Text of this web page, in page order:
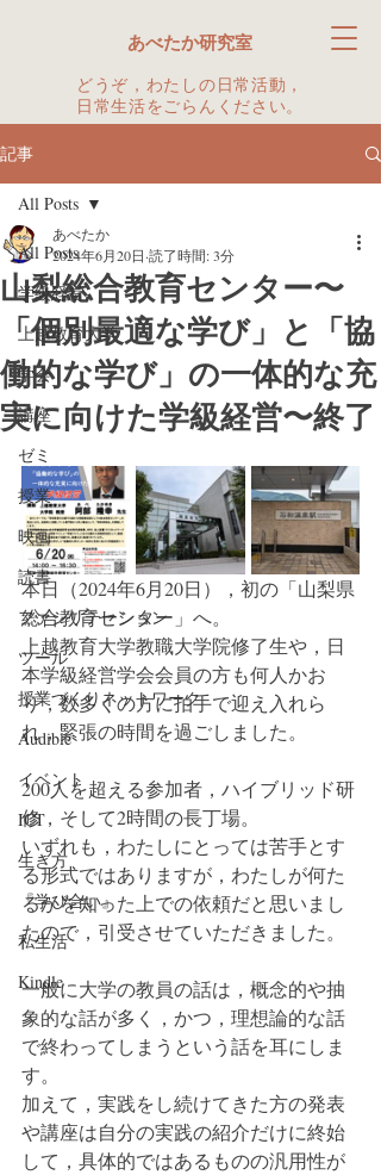
どうぞ，わたしの日常活動，
日常生活をごらんください。
あべたか研究室
記事
All Posts
学級経営
上越教育大学
学会
講座
ゼミ
授業
映画
読書
ファシリテーション
ツール
授業づくりネットワーク
Audible
イベント
ICT
生き方
『学び合い』
私生活
Kindle
All Posts
山梨総合教育センター〜
「個別最適な学び」と「協
働的な学び」の一体的な充
実に向けた学級経営〜終了
あべたか
2024年6月20日 読了時間: 3分
本日（2024年6月20日），初の「山梨県
総合教育センター」へ。
上越教育大学教職大学院修了生や，日
本学級経営学会会員の方も何人かお
り，数多くの方に拍手で迎え入れら
れ，緊張の時間を過ごしました。
200人を超える参加者，ハイブリッド研
修，そして2時間の長丁場。
いずれも，わたしにとっては苦手とす
る形式ではありますが，わたしが何た
るかを知った上での依頼だと思いまし
たので，引受させていただきました。
一般に大学の教員の話は，概念的や抽
象的な話が多く，かつ，理想論的な話
で終わってしまうという話を耳にしま
す。
加えて，実践をし続けてきた方の発表
や講座は自分の実践の紹介だけに終始
して，具体的ではあるものの汎用性が